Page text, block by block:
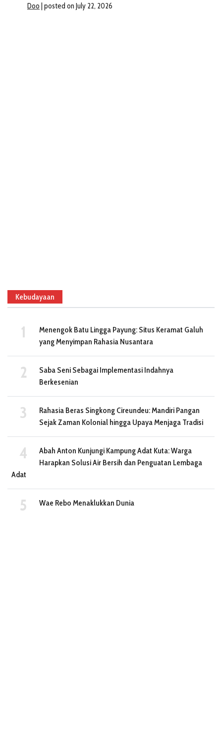
Kebudayaan
Menengok Batu Lingga Payung: Situs Keramat Galuh
yang Menyimpan Rahasia Nusantara
Saba Seni Sebagai Implementasi Indahnya
Berkesenian
Rahasia Beras Singkong Cireundeu: Mandiri Pangan
Sejak Zaman Kolonial hingga Upaya Menjaga Tradisi
Abah Anton Kunjungi Kampung Adat Kuta: Warga
Harapkan Solusi Air Bersih dan Penguatan Lembaga
Adat
Wae Rebo Menaklukkan Dunia